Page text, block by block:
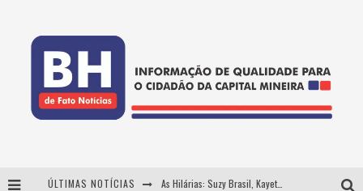
ÚLTIMAS NOTÍCIAS As Hilárias: Suzy Brasil, Kayete e Karoline Absinto retornam a Belo Horizonte para apresentação única no Teatro Sesiminas